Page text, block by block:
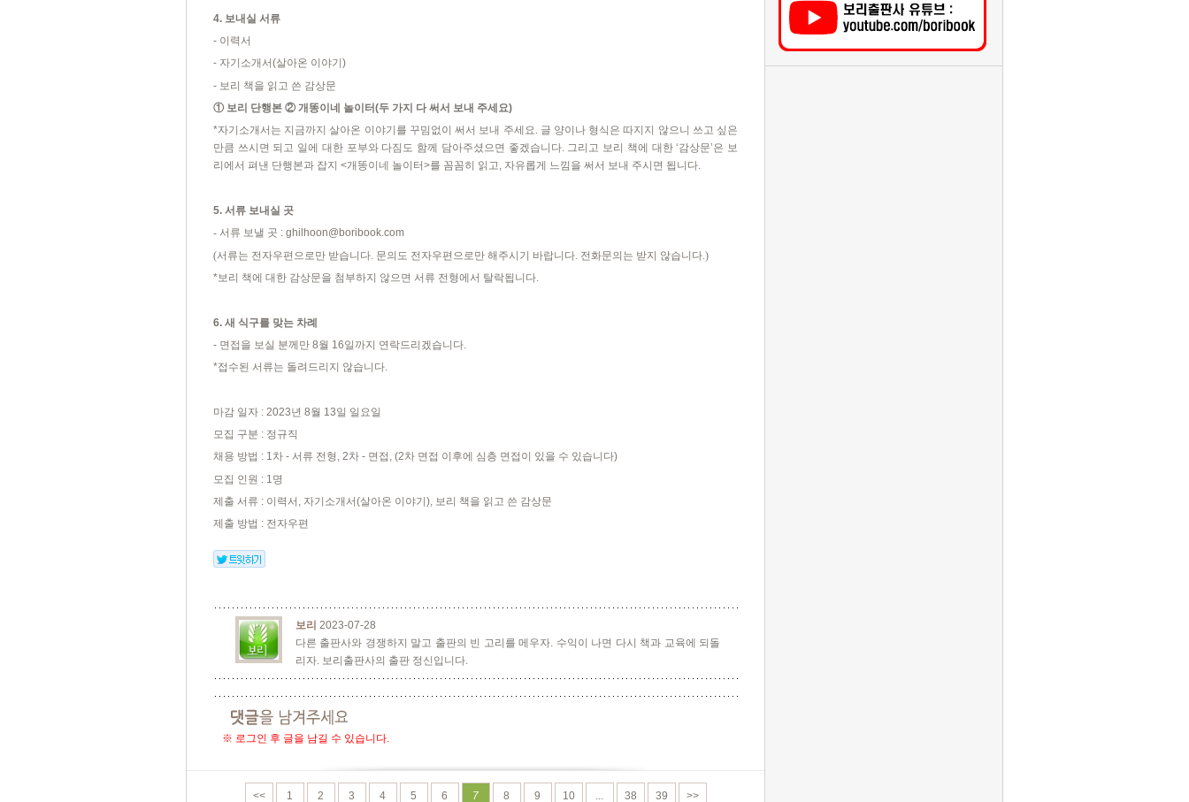
4. 보내실 서류
- 이력서
- 자기소개서(살아온 이야기 )
- 보리 책을 읽고 쓴 감상문
① 보리 단행본 ② 개똥이네 놀이터(두 가지 다 써서 보내 주세요)
*자기소개서는 지금까지 살아온 이야기를 꾸밈없이 써서 보내 주세요. 글 양이나 형식은 따지지 않으니 쓰고 싶은
만큼 쓰시면 되고 일에 대한 포부와 다짐도 함께 담아주셨으면 좋겠습니다. 그리고 보리 책에 대한‘감상문’은 보
리에서 펴낸 단행본과 잡지 <개똥이네 놀이터>를 꼼꼼히 읽고, 자유롭게 느낌을 써서 보내 주시면 됩니다.
5. 서류 보내실 곳
- 서류 보낼 곳 : ghilhoon@boribook.com
(서류는 전자우편으로만 받습니다 문의도 전자우편으로만 해주시기 바랍니다 전화문의는 받지 않습니다 .)
*보리 책에 대한 감상문을 첨부하지 않으면 서류 전형에서 탈락됩니다.
6. 새 식구를 맞는 차례
- 면접을 보실 분께만 8월 16일까지 연락드리겠습니다.
*접수된 서류는 돌려드리지 않습니다.
마감 일자 : 2023년 8월 13일 일요일
모집 구분 : 정규직
채용 방법 : 1차 - 서류 전형 , 2차 - 면접 , (2차 면접 이후에 심층 면접이 있을 수 있습니다)
모집 인원 : 1 명
제출 서류 : 이력서 , 자기소개서(살아온 이야기 ), 보리 책을 읽고 쓴 감상문
제출 방법 : 전자우편
보리 2023-07-28
다른 출판사와 경쟁하지 말고 출판의 빈 고리를 메우자. 수익이 나면 다시 책과 교육에 되돌
리자. 보리출판사의 출판 정신입니다.
※ 로그인 후 글을 남길 수 있습니다.
<< 1 2 3 4 5 6 7 8 9 10 ... 38 39 >>